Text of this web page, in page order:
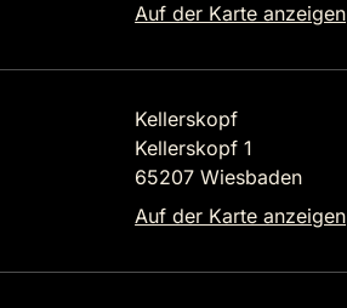
Auf der Karte anzeigen
Kellerskopf
Kellerskopf 1
65207 Wiesbaden
Auf der Karte anzeigen